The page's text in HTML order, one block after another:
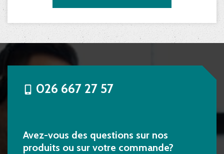
026 667 27 57
Avez-vous des questions sur nos
produits ou sur votre commande?